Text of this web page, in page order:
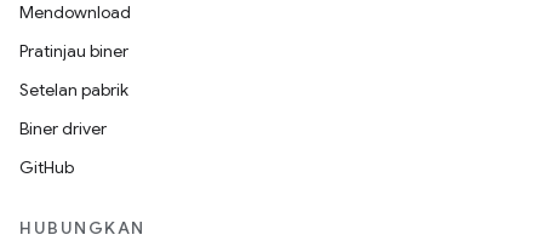
Mendownload
Pratinjau biner
Setelan pabrik
Biner driver
GitHub
HUBUNGKAN